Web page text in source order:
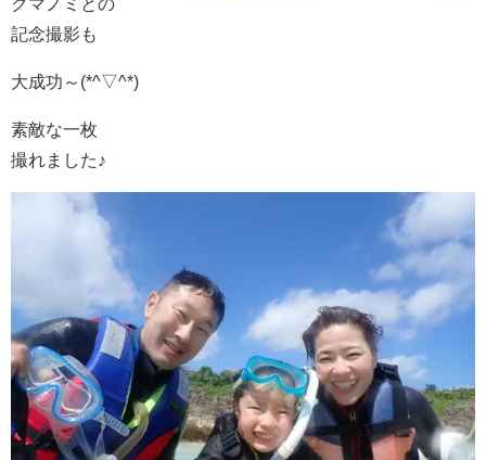
記念撮影も
大成功～(*^▽^*)
素敵な一枚
撮れました♪